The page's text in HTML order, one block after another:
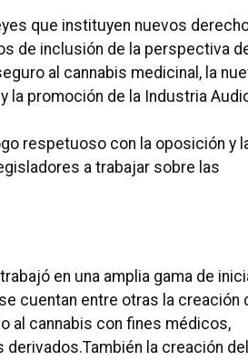
que instituyen nuevos
de inclusión de la perspectiva
al cannabis medicinal, la
la promoción de la Industria
respetuoso con la oposición y
a trabajar sobre las
en una amplia gama de
cuentan entre otras la creación
al cannabis con fines médicos,
derivados.También la creación del